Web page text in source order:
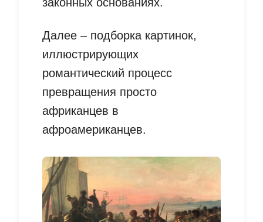
Далее – подборка картинок,
иллюстрирующих
романтический процесс
превращения просто
африканцев в
афроамериканцев.